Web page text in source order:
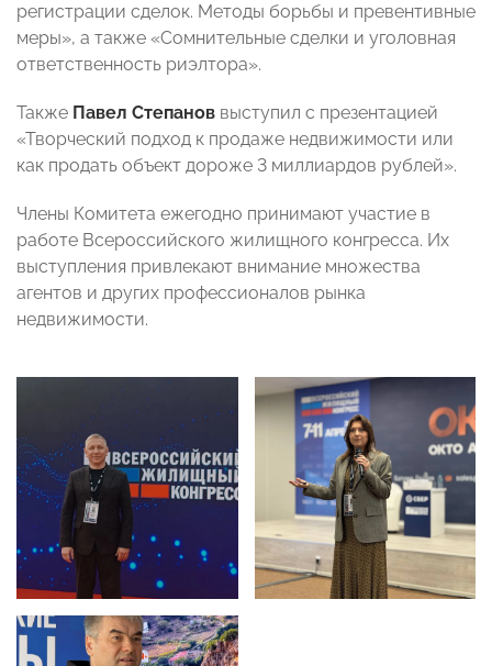
регистрации сделок. Методы борьбы и превентивные
меры», а также «Сомнительные сделки и уголовная
ответственность риэлтора».
Также Павел Степанов выступил с презентацией
«Творческий подход к продаже недвижимости или
как продать объект дороже 3 миллиардов рублей».
Члены Комитета ежегодно принимают участие в
работе Всероссийского жилищного конгресса. Их
выступления привлекают внимание множества
агентов и других профессионалов рынка
недвижимости.